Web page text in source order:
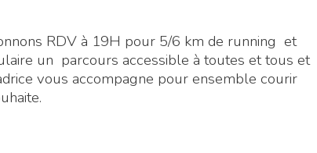
RDV à 19H pour 5/6 km de running et
un parcours accessible à toutes et tous et
vous accompagne pour ensemble courir